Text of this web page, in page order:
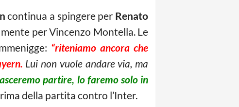
continua a spingere per Renato
per Vincenzo Montella. Le
“riteniamo ancora che
Lui non vuole andare via, ma
partire, lo faremo solo in
della partita contro l’Inter.